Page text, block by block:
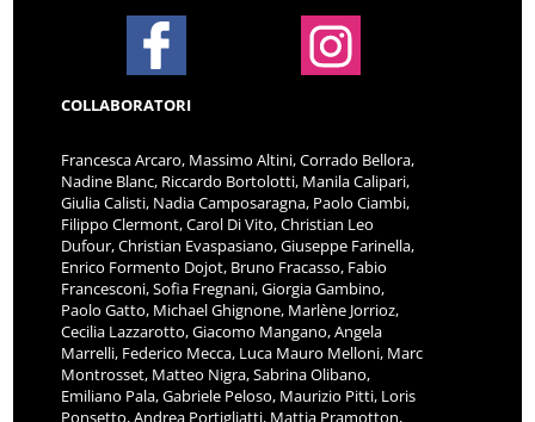
COLLABORATORI
Francesca Arcaro, Massimo Altini, Corrado Bellora,
Nadine Blanc, Riccardo Bortolotti, Manila Calipari,
Giulia Calisti, Nadia Camposaragna, Paolo Ciambi,
Filippo Clermont, Carol Di Vito, Christian Leo
Dufour, Christian Evaspasiano, Giuseppe Farinella,
Enrico Formento Dojot, Bruno Fracasso, Fabio
Francesconi, Sofia Fregnani, Giorgia Gambino,
Paolo Gatto, Michael Ghignone, Marlène Jorrioz,
Cecilia Lazzarotto, Giacomo Mangano, Angela
Marrelli, Federico Mecca, Luca Mauro Melloni, Marc
Montrosset, Matteo Nigra, Sabrina Olibano,
Emiliano Pala, Gabriele Peloso, Maurizio Pitti, Loris
Ponsetto, Andrea Portigliatti, Mattia Pramotton,